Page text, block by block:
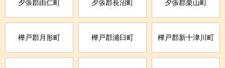
夕張郡由仁町 夕張郡長沼町 夕張郡栗山町
樺戸郡月形町 樺戸郡浦臼町 樺戸郡新十津川町